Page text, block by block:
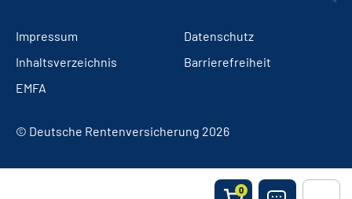
0
Impressum
Datenschutz
Inhaltsverzeichnis
Barrierefreiheit
EMFA
© Deutsche Rentenversicherung 2026